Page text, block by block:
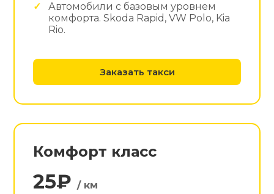
Автомобили с базовым уровнем
комфорта. Skoda Rapid, VW Polo, Kia
Rio.
Заказать такси
Комфорт класс
25₽/ км